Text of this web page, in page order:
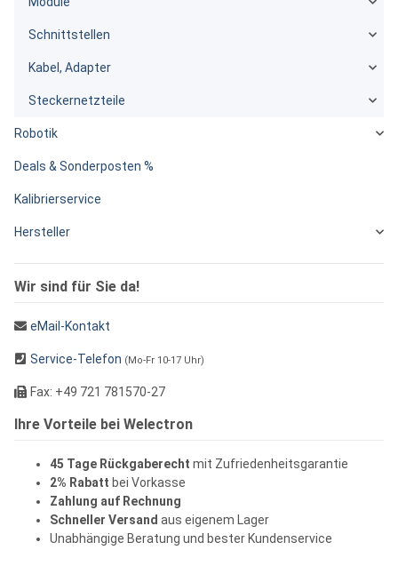
Schnittstellen
Kabel, Adapter
Steckernetzteile
Robotik
Deals & Sonderposten %
Kalibrierservice
Hersteller
Wir sind für Sie da!
eMail-Kontakt
Service-Telefon (Mo-Fr 10-17 Uhr)
Fax: +49 721 781570-27
Ihre Vorteile bei Welectron
45 Tage Rückgaberecht mit Zufriedenheitsgarantie
2% Rabatt bei Vorkasse
Zahlung auf Rechnung
Schneller Versand aus eigenem Lager
Unabhängige Beratung und bester Kundenservice